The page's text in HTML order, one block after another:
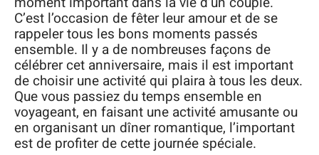
C’est l’occasion de fêter leur amour et de se
rappeler tous les bons moments passés
ensemble. Il y a de nombreuses façons de
célébrer cet anniversaire, mais il est important
de choisir une activité qui plaira à tous les deux.
Que vous passiez du temps ensemble en
voyageant, en faisant une activité amusante ou
en organisant un dîner romantique, l’important
est de profiter de cette journée spéciale.